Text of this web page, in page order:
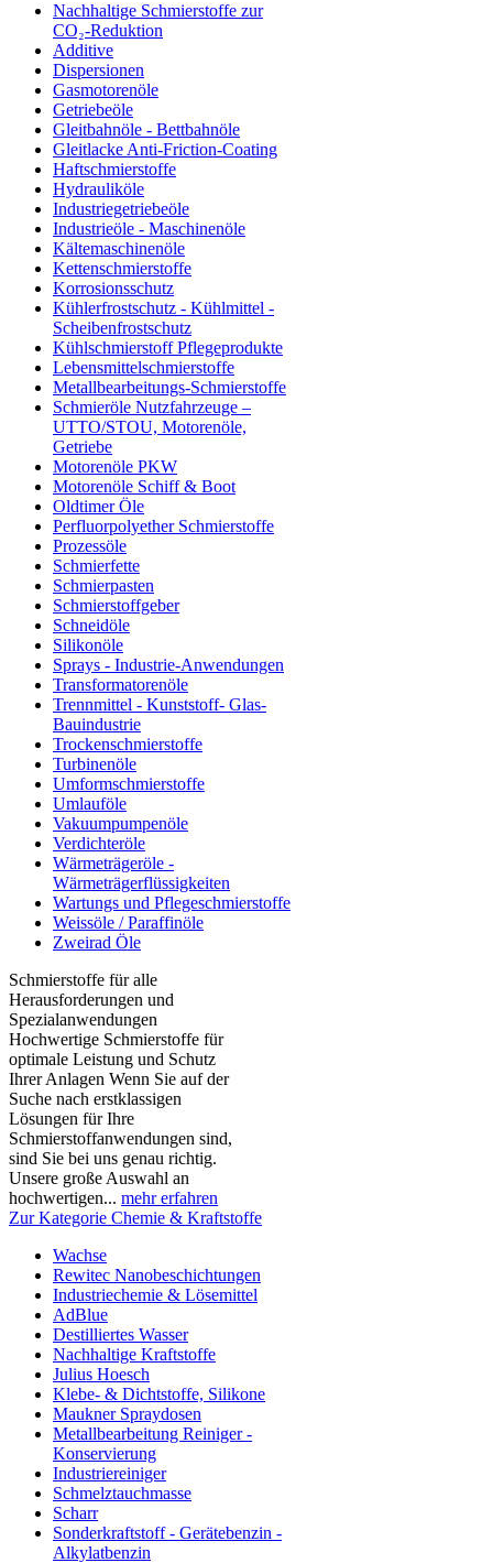
Nachhaltige Schmierstoffe zur
CO₂-Reduktion
Additive
Dispersionen
Gasmotorenöle
Getriebeöle
Gleitbahnöle - Bettbahnöle
Gleitlacke Anti-Friction-Coating
Haftschmierstoffe
Hydrauliköle
Industriegetriebeöle
Industrieöle - Maschinenöle
Kältemaschinenöle
Kettenschmierstoffe
Korrosionsschutz
Kühlerfrostschutz - Kühlmittel -
Scheibenfrostschutz
Kühlschmierstoff Pflegeprodukte
Lebensmittelschmierstoffe
Metallbearbeitungs-Schmierstoffe
Schmieröle Nutzfahrzeuge –
UTTO/STOU, Motorenöle,
Getriebe
Motorenöle PKW
Motorenöle Schiff & Boot
Oldtimer Öle
Perfluorpolyether Schmierstoffe
Prozessöle
Schmierfette
Schmierpasten
Schmierstoffgeber
Schneidöle
Silikonöle
Sprays - Industrie-Anwendungen
Transformatorenöle
Trennmittel - Kunststoff- Glas-
Bauindustrie
Trockenschmierstoffe
Turbinenöle
Umformschmierstoffe
Umlauföle
Vakuumpumpenöle
Verdichteröle
Wärmeträgeröle -
Wärmeträgerflüssigkeiten
Wartungs und Pflegeschmierstoffe
Weissöle / Paraffinöle
Zweirad Öle
Schmierstoffe für alle
Herausforderungen und
Spezialanwendungen
Hochwertige Schmierstoffe für
optimale Leistung und Schutz
Ihrer Anlagen Wenn Sie auf der
Suche nach erstklassigen
Lösungen für Ihre
Schmierstoffanwendungen sind,
sind Sie bei uns genau richtig.
Unsere große Auswahl an
hochwertigen... mehr erfahren
Zur Kategorie Chemie & Kraftstoffe
Wachse
Rewitec Nanobeschichtungen
Industriechemie & Lösemittel
AdBlue
Destilliertes Wasser
Nachhaltige Kraftstoffe
Julius Hoesch
Klebe- & Dichtstoffe, Silikone
Maukner Spraydosen
Metallbearbeitung Reiniger -
Konservierung
Industriereiniger
Schmelztauchmasse
Scharr
Sonderkraftstoff - Gerätebenzin -
Alkylatbenzin